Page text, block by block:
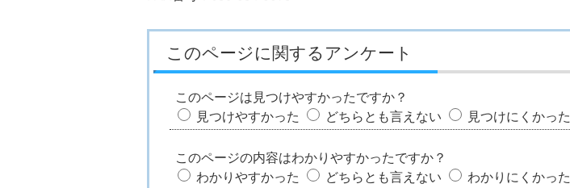
このページに関するアンケート
このページは見つけやすかったですか？
見つけやすかった
どちらとも言えない 見つけにくかった
このページの内容はわかりやすかったですか？
わかりやすかった
どちらとも言えない わかりにくかった